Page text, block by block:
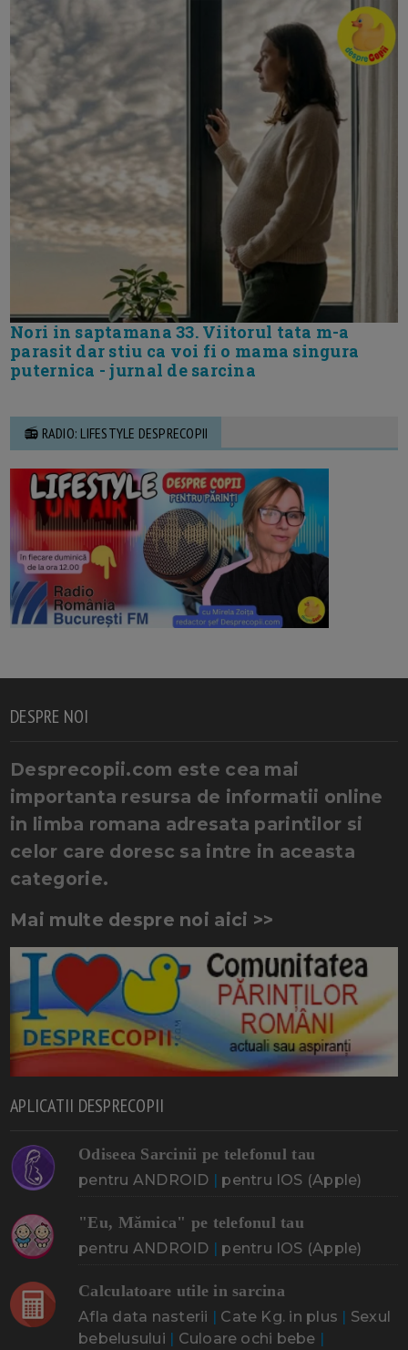
Nori in saptamana 33. Viitorul tata m-a
parasit dar stiu ca voi fi o mama singura
puternica - jurnal de sarcina
📻 RADIO: LIFESTYLE DESPRECOPII
DESPRE NOI
Desprecopii.com este cea mai
importanta resursa de informatii online
in limba romana adresata parintilor si
celor care doresc sa intre in aceasta
categorie.
Mai multe despre noi aici >>
APLICATII DESPRECOPII
Odiseea Sarcinii pe telefonul tau
pentru ANDROID | pentru IOS (Apple)
"Eu, Mămica" pe telefonul tau
pentru ANDROID | pentru IOS (Apple)
Calculatoare utile in sarcina
Afla data nasterii | Cate Kg. in plus | Sexul
bebelusului | Culoare ochi bebe |